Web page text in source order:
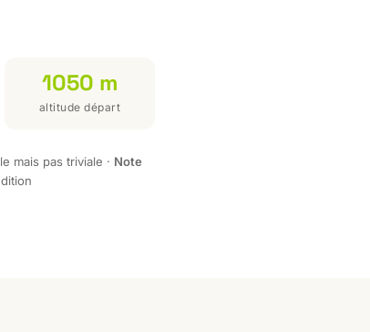
1050 m
altitude départ
mais pas triviale · Note